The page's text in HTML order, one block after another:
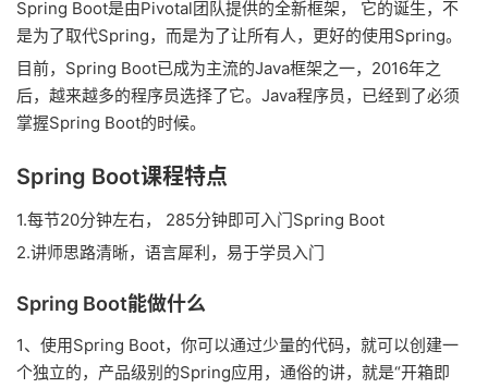
Spring Boot是由Pivotal团队提供的全新框架， 它的诞生，不
是为了取代Spring，而是为了让所有人，更好的使用Spring。
目前，Spring Boot已成为主流的Java框架之一，2016年之
后，越来越多的程序员选择了它。Java程序员，已经到了必须
掌握Spring Boot的时候。
Spring Boot课程特点
1.每节20分钟左右， 285分钟即可入门Spring Boot
2.讲师思路清晰，语言犀利，易于学员入门
Spring Boot能做什么
1、使用Spring Boot，你可以通过少量的代码，就可以创建一
个独立的，产品级别的Spring应用，通俗的讲，就是“开箱即